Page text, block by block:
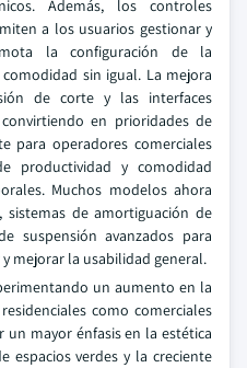
Además, los controles
a los usuarios gestionar y
la configuración de la
sin igual. La mejora
de corte y las interfaces
en prioridades de
para operadores comerciales
productividad y comodidad
Muchos modelos ahora
sistemas de amortiguación de
suspensión avanzados para
mejorar la usabilidad general.
un aumento en la
como comerciales
mayor énfasis en la estética
espacios verdes y la creciente